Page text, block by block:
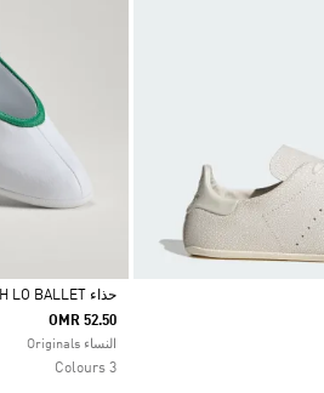
Selected
حذاء STAN SMITH LO BALLET
OMR 52.50
النساء Originals
3 Colours